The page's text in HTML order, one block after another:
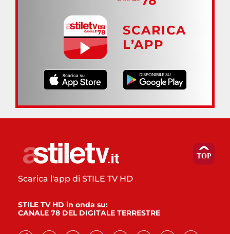
SCARICA
L’APP
Scarica l'app di STILE TV HD
STILE TV HD in onda su:
CANALE 78 DEL DIGITALE TERRESTRE